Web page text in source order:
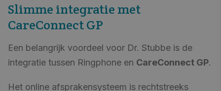
Slimme integratie met
CareConnect GP
Een belangrijk voordeel voor Dr. Stubbe is de
integratie tussen Ringphone en CareConnect GP.
Het online afsprakensysteem is rechtstreeks